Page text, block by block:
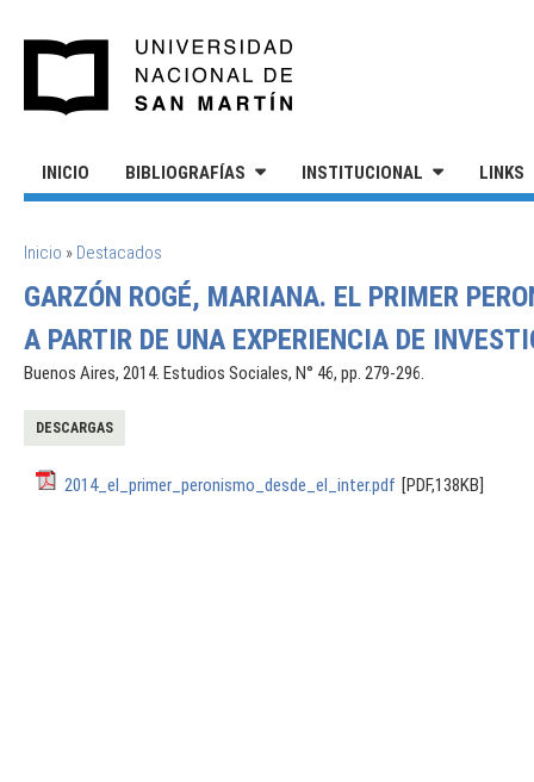
INICIO BIBLIOGRAFÍAS INSTITUCIONAL LINKS
SE ENCUENTRA USTED AQUÍ
Inicio » Destacados
GARZÓN ROGÉ, MARIANA. EL PRIMER
A PARTIR DE UNA EXPERIENCIA DE
Buenos Aires, 2014. Estudios Sociales, N° 46, pp. 279-296.
DESCARGAS
2014_el_primer_peronismo_desde_el_inter.pdf [PDF,138KB]